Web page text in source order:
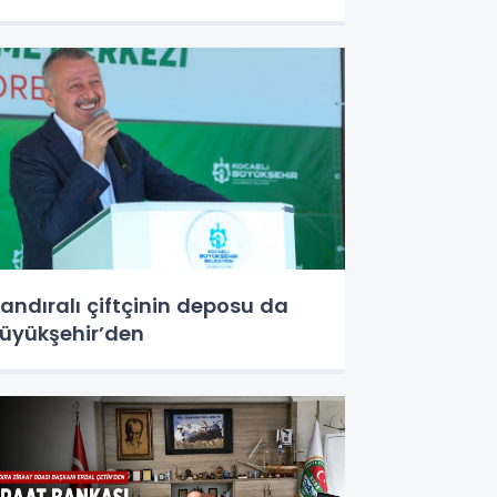
çiftçinin deposu da